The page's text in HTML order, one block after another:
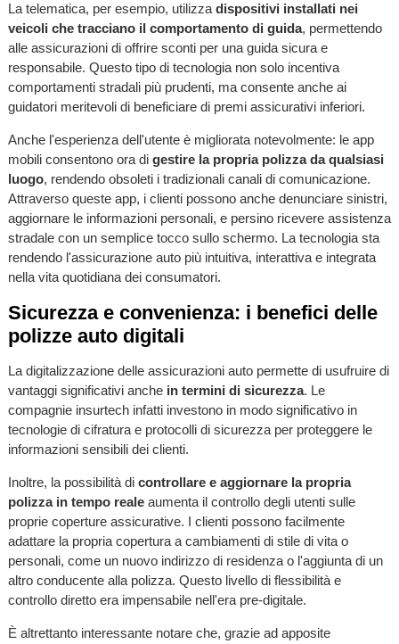
La telematica, per esempio, utilizza dispositivi installati nei
veicoli che tracciano il comportamento di guida, permettendo
alle assicurazioni di offrire sconti per una guida sicura e
responsabile. Questo tipo di tecnologia non solo incentiva
comportamenti stradali più prudenti, ma consente anche ai
guidatori meritevoli di beneficiare di premi assicurativi inferiori.
Anche l'esperienza dell'utente è migliorata notevolmente: le app
mobili consentono ora di gestire la propria polizza da qualsiasi
luogo, rendendo obsoleti i tradizionali canali di comunicazione.
Attraverso queste app, i clienti possono anche denunciare sinistri,
aggiornare le informazioni personali, e persino ricevere assistenza
stradale con un semplice tocco sullo schermo. La tecnologia sta
rendendo l'assicurazione auto più intuitiva, interattiva e integrata
nella vita quotidiana dei consumatori.
Sicurezza e convenienza: i benefici delle
polizze auto digitali
La digitalizzazione delle assicurazioni auto permette di usufruire di
vantaggi significativi anche in termini di sicurezza. Le
compagnie insurtech infatti investono in modo significativo in
tecnologie di cifratura e protocolli di sicurezza per proteggere le
informazioni sensibili dei clienti.
Inoltre, la possibilità di controllare e aggiornare la propria
polizza in tempo realeaumenta il controllo degli utenti sulle
proprie coperture assicurative. I clienti possono facilmente
adattare la propria copertura a cambiamenti di stile di vita o
personali, come un nuovo indirizzo di residenza o l'aggiunta di un
altro conducente alla polizza. Questo livello di flessibilità e
controllo diretto era impensabile nell'era pre-digitale.
È altrettanto interessante notare che, grazie ad apposite